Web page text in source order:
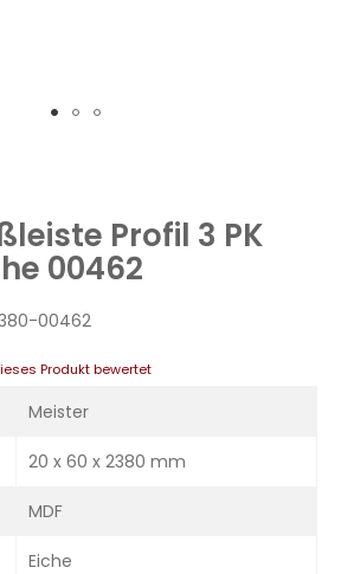
Profil 3 PK
00462
00462
Produkt bewertet
Meister
20 x 60 x 2380 mm
MDF
Eiche